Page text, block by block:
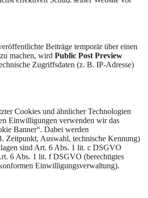
Beiträge temporär über einen
machen, wird Public Post Preview
Zugriffsdaten (z. B. IP-Adresse)
Cookies und ähnlicher Technologien
Einwilligungen verwenden wir das
Banner“. Dabei werden
Zeitpunkt, Auswahl, technische Kennung)
sind Art. 6 Abs. 1 lit. c DSGVO
6 Abs. 1 lit. f DSGVO (berechtigtes
Einwilligungsverwaltung).